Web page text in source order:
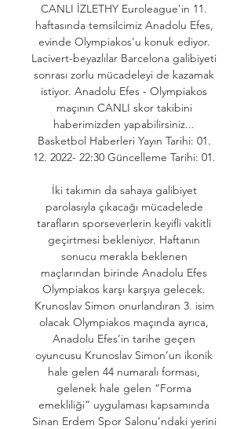
CANLI İZLETHY Euroleague'in 11.
haftasında temsilcimiz Anadolu Efes,
evinde Olympiakos'u konuk ediyor.
Lacivert-beyazlılar Barcelona galibiyeti
sonrası zorlu mücadeleyi de kazamak
istiyor. Anadolu Efes - Olympiakos
maçının CANLI skor takibini
haberimizden yapabilirsiniz...
Basketbol Haberleri Yayın Tarihi: 01.
12. 2022- 22:30 Güncelleme Tarihi: 01.
İki takımın da sahaya galibiyet
parolasıyla çıkacağı mücadelede
tarafların sporseverlerin keyifli vakitli
geçirtmesi bekleniyor. Haftanın
sonucu merakla beklenen
maçlarından birinde Anadolu Efes
Olympiakos karşı karşıya gelecek.
Krunoslav Simon onurlandıran 3. isim
olacak Olympiakos maçında ayrıca,
Anadolu Efes’in tarihe geçen
oyuncusu Krunoslav Simon’un ikonik
hale gelen 44 numaralı forması,
gelenek hale gelen “Forma
emekliliği” uygulaması kapsamında
Sinan Erdem Spor Salonu’ndaki yerini